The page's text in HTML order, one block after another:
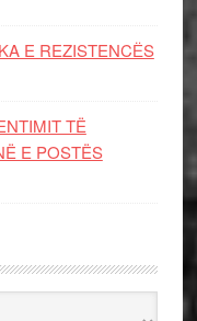
E REZISTENCЁS
TË
E POSTËS